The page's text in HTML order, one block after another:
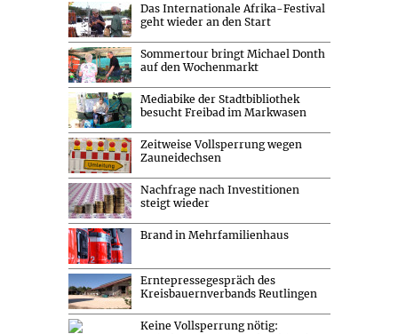
Das Internationale Afrika-Festival
geht wieder an den Start
Sommertour bringt Michael Donth
auf den Wochenmarkt
Mediabike der Stadtbibliothek
besucht Freibad im Markwasen
Zeitweise Vollsperrung wegen
Zauneidechsen
Nachfrage nach Investitionen
steigt wieder
Brand in Mehrfamilienhaus
Erntepressegespräch des
Kreisbauernverbands Reutlingen
Keine Vollsperrung nötig: